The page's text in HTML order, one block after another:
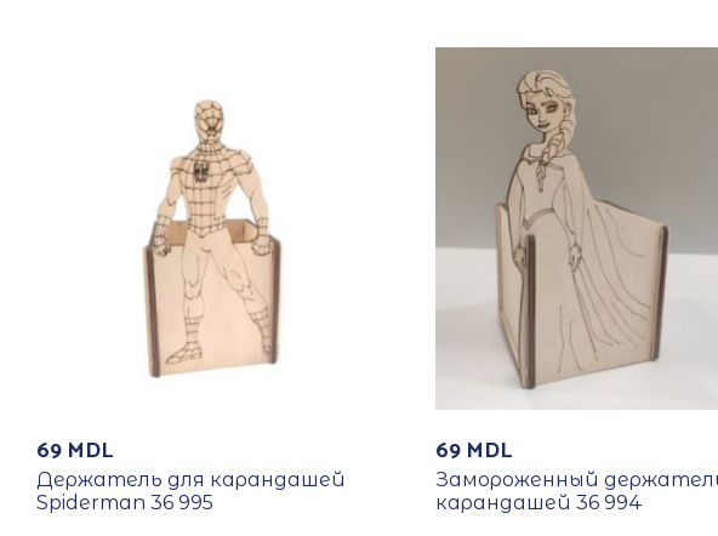
69 MDL
Держатель для карандашей
Spiderman 36 995
69 MDL
Замороженный
карандашей 36 994